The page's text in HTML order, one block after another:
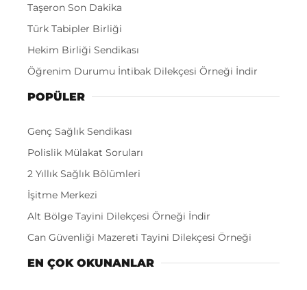
Taşeron Son Dakika
Türk Tabipler Birliği
Hekim Birliği Sendikası
Öğrenim Durumu İntibak Dilekçesi Örneği İndir
POPÜLER
Genç Sağlık Sendikası
Polislik Mülakat Soruları
2 Yıllık Sağlık Bölümleri
İşitme Merkezi
Alt Bölge Tayini Dilekçesi Örneği İndir
Can Güvenliği Mazereti Tayini Dilekçesi Örneği
EN ÇOK OKUNANLAR